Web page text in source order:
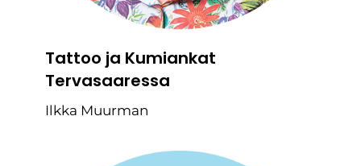
Tattoo ja Kumiankat
Tervasaaressa
Ilkka Muurman